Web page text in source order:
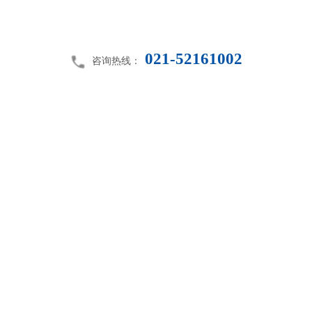
咨询热线： 021-52161002